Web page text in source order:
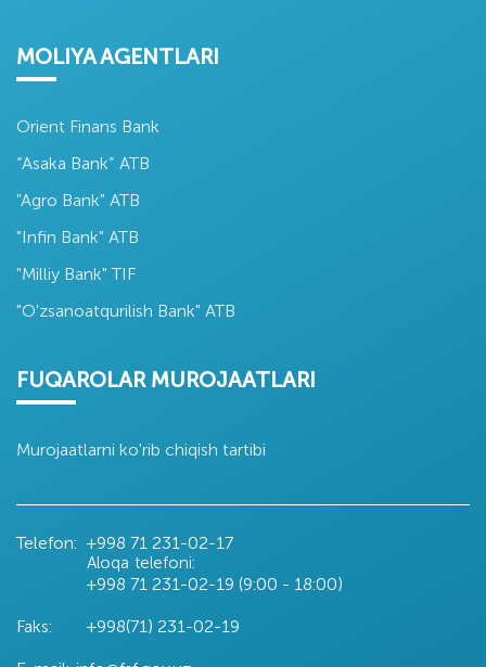
MOLIYA AGENTLARI
Orient Finans Bank
“Asaka Bank” ATB
"Agro Bank" ATB
"Infin Bank" ATB
"Milliy Bank" TIF
"O'zsanoatqurilish Bank" ATB
FUQAROLAR MUROJAATLARI
Murojaatlarni ko'rib chiqish tartibi
Telefon: +998 71 231-02-17
Aloqa telefoni:
+998 71 231-02-19 (9:00 - 18:00)
Faks: +998(71) 231-02-19